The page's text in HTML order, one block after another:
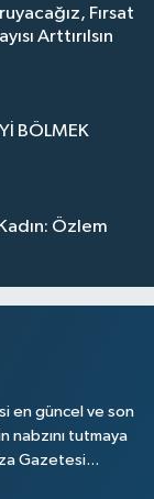
Fırsat
Arttırılsın
BÖLMEK
Özlem
en güncel ve son
nabzını tutmaya
Gazetesi...